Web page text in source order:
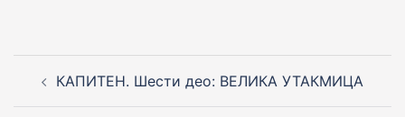
Post
navigation
КАПИТЕН. Шести део: ВЕЛИКА УТАКМИЦА